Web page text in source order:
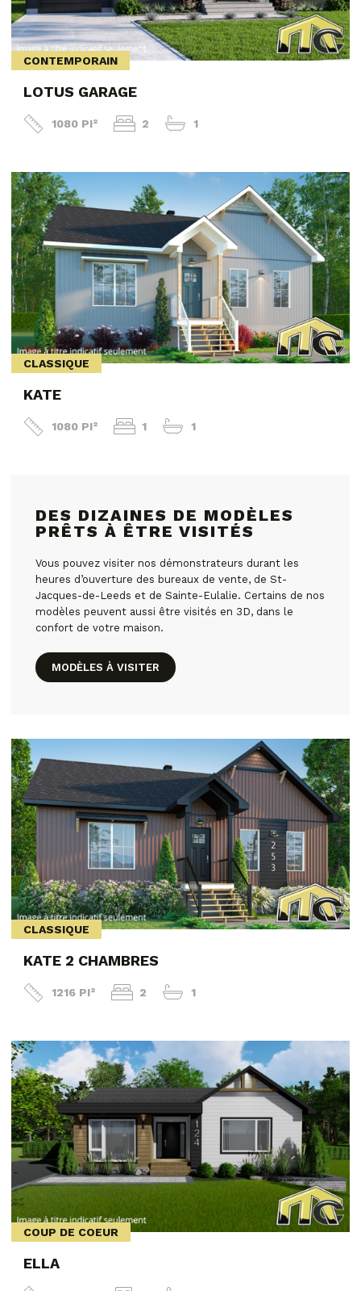
CONTEMPORAIN
LOTUS GARAGE
1080 PI² 2 1
CLASSIQUE
KATE
1080 PI² 1 1
DES DIZAINES DE MODÈLES
PRÊTS À ÊTRE VISITÉS
Vous pouvez visiter nos démonstrateurs durant les
heures d’ouverture des bureaux de vente, de St-
Jacques-de-Leeds et de Sainte-Eulalie. Certains de nos
modèles peuvent aussi être visités en 3D, dans le
confort de votre maison.
MODÈLES À VISITER
CLASSIQUE
KATE 2 CHAMBRES
1216 PI² 2 1
COUP DE COEUR
ELLA